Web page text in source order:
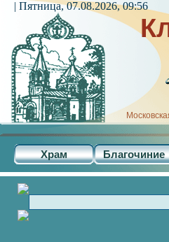
Храм Благочиние
| Пятница, 07.08.2026, 09:56